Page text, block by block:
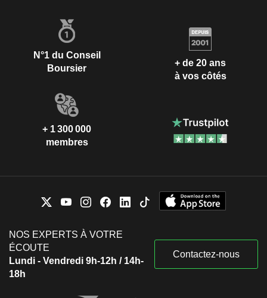
N°1 du Conseil
Boursier
+ de 20 ans
à vos côtés
+ 1 300 000
membres
NOS EXPERTS À VOTRE
ÉCOUTE
Lundi - Vendredi 9h-12h / 14h-
18h
Contactez-nous